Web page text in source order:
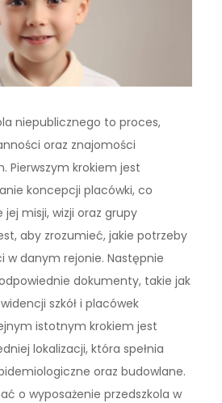
niepublicznego to proces,
oraz znajomości
Pierwszym krokiem jest
koncepcji placówki, co
misji, wizji oraz grupy
aby zrozumieć, jakie potrzeby
w danym rejonie. Następnie
dokumenty, takie jak
szkół i placówek
istotnym krokiem jest
lokalizacji, która spełnia
oraz budowlane.
o wyposażenie przedszkola w